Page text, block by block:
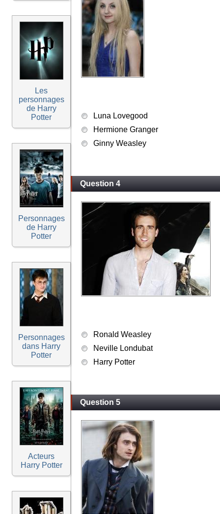
Les
personnages
de Harry
Potter
Personnages
de Harry
Potter
Personnages
dans Harry
Potter
Acteurs
Harry Potter
Luna Lovegood
Hermione Granger
Ginny Weasley
Question 4
Ronald Weasley
Neville Londubat
Harry Potter
Question 5